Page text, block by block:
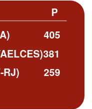
P
405
381
259
RJ)